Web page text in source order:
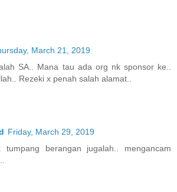
March 21, 2019
SA.. Mana tau ada org nk sponsor ke..
Rezeki x penah salah alamat..
Friday, March 29, 2019
berangan jugalah.. mengancam